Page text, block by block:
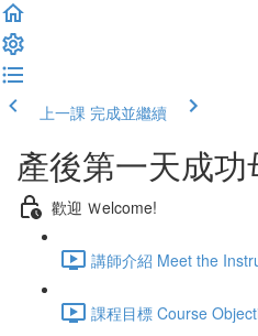
上一課 完成並繼續
產後第一天成
歡迎 Ｗelcome!
講師介紹 Meet the
課程目標 Course